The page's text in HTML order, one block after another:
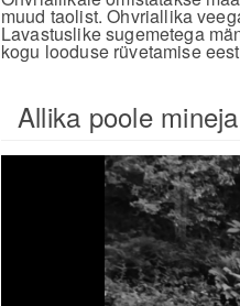
muud taolist. Ohvriallika
Lavastuslike sugemetega
kogu looduse rüvetamise
Allika poole mineja